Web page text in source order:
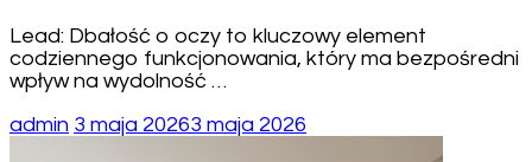
Lead: Dbałość o oczy to kluczowy element
codziennego funkcjonowania, który ma bezpośredni
wpływ na wydolność …
admin 3 maja 20263 maja 2026